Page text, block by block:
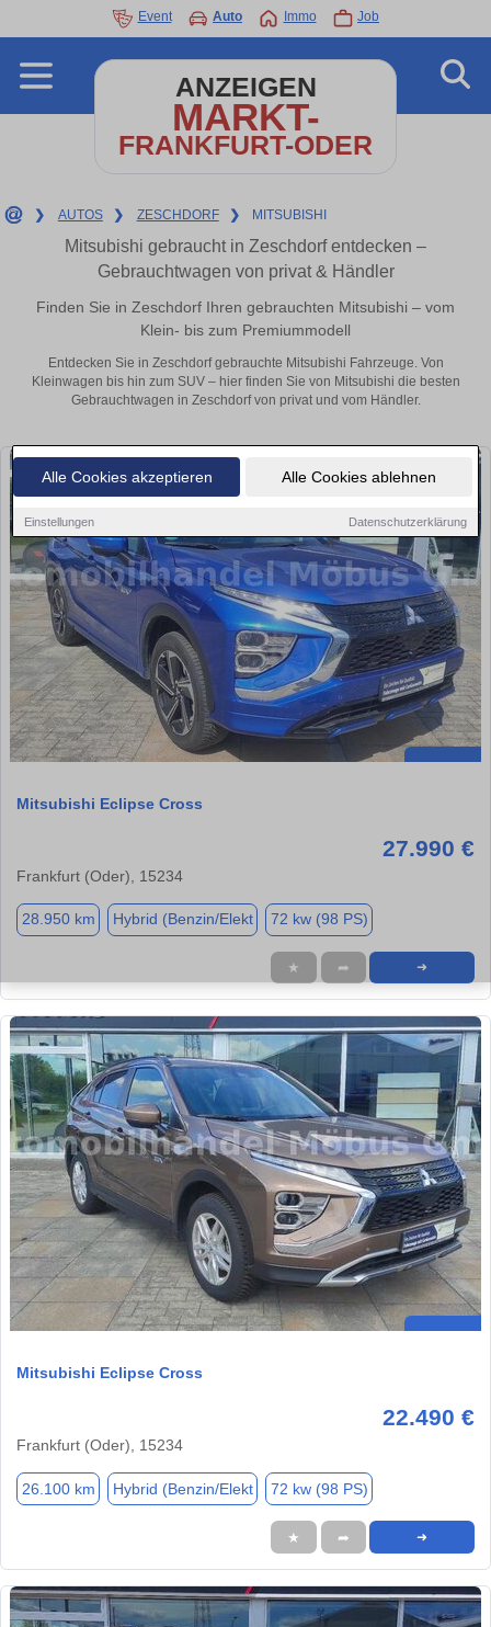
Alle Cookies akzeptieren Alle Cookies ablehnen
Einstellungen Datenschutzerklärung
Event Auto Immo Job
ANZEIGEN
MARKT-
FRANKFURT-ODER
❯ AUTOS ❯ ZESCHDORF ❯ MITSUBISHI
Mitsubishi gebraucht in Zeschdorf entdecken –
Gebrauchtwagen von privat & Händler
Finden Sie in Zeschdorf Ihren gebrauchten Mitsubishi – vom
Klein- bis zum Premiummodell
Entdecken Sie in Zeschdorf gebrauchte Mitsubishi Fahrzeuge. Von
Kleinwagen bis hin zum SUV – hier finden Sie von Mitsubishi die besten
Gebrauchtwagen in Zeschdorf von privat und vom Händler.
Mitsubishi Eclipse Cross
27.990 €
Frankfurt (Oder), 15234
28.950 km Hybrid (Benzin/Elekt 72 kw (98 PS)
★ ➦ ➜
Mitsubishi Eclipse Cross
22.490 €
Frankfurt (Oder), 15234
26.100 km Hybrid (Benzin/Elekt 72 kw (98 PS)
★ ➦ ➜